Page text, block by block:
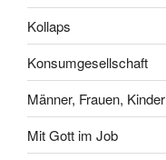
Kollaps
Konsumgesellschaft
Männer, Frauen, Kinder
Mit Gott im Job